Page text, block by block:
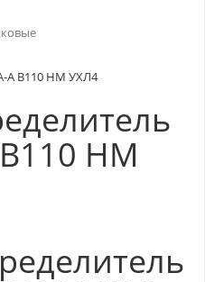
А В110 НМ УХЛ4
НМ